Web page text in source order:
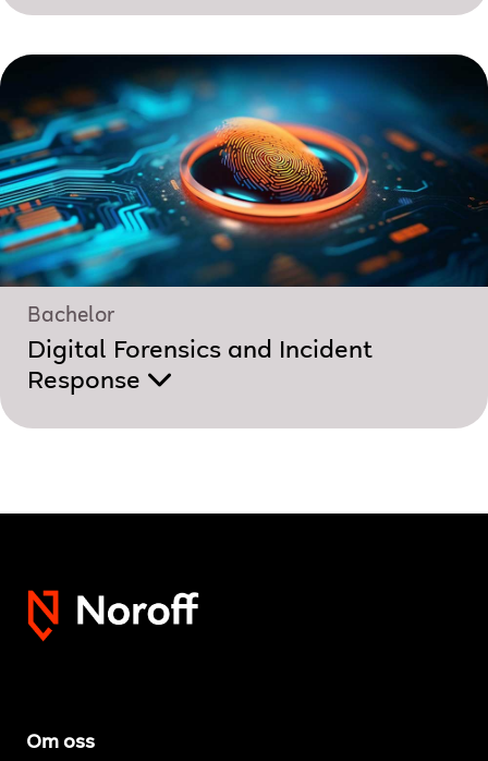
Bachelor
Digital Forensics and Incident
Response
Om oss